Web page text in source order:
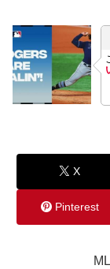
X
Pinterest